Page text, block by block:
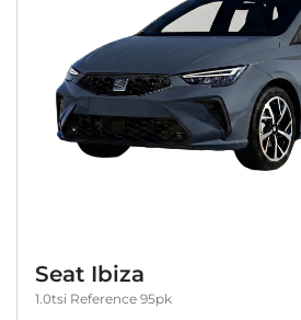
Seat Ibiza
1.0tsi Reference 95pk